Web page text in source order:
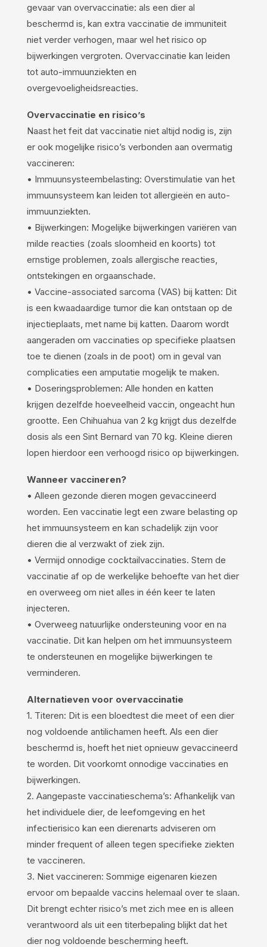
gevaar van overvaccinatie: als een dier al
beschermd is, kan extra vaccinatie de immuniteit
niet verder verhogen, maar wel het risico op
bijwerkingen vergroten. Overvaccinatie kan leiden
tot auto-immuunziekten en
overgevoeligheidsreacties.
Overvaccinatie en risico’s
Naast het feit dat vaccinatie niet altijd nodig is, zijn
er ook mogelijke risico’s verbonden aan overmatig
vaccineren:
• Immuunsysteembelasting: Overstimulatie van het
immuunsysteem kan leiden tot allergieën en auto-
immuunziekten.
• Bijwerkingen: Mogelijke bijwerkingen variëren van
milde reacties (zoals sloomheid en koorts) tot
ernstige problemen, zoals allergische reacties,
ontstekingen en orgaanschade.
• Vaccine-associated sarcoma (VAS) bij katten: Dit
is een kwaadaardige tumor die kan ontstaan op de
injectieplaats, met name bij katten. Daarom wordt
aangeraden om vaccinaties op specifieke plaatsen
toe te dienen (zoals in de poot) om in geval van
complicaties een amputatie mogelijk te maken.
• Doseringsproblemen: Alle honden en katten
krijgen dezelfde hoeveelheid vaccin, ongeacht hun
grootte. Een Chihuahua van 2 kg krijgt dus dezelfde
dosis als een Sint Bernard van 70 kg. Kleine dieren
lopen hierdoor een verhoogd risico op bijwerkingen.
Wanneer vaccineren?
• Alleen gezonde dieren mogen gevaccineerd
worden. Een vaccinatie legt een zware belasting op
het immuunsysteem en kan schadelijk zijn voor
dieren die al verzwakt of ziek zijn.
• Vermijd onnodige cocktailvaccinaties. Stem de
vaccinatie af op de werkelijke behoefte van het dier
en overweeg om niet alles in één keer te laten
injecteren.
• Overweeg natuurlijke ondersteuning voor en na
vaccinatie. Dit kan helpen om het immuunsysteem
te ondersteunen en mogelijke bijwerkingen te
verminderen.
Alternatieven voor overvaccinatie
1. Titeren: Dit is een bloedtest die meet of een dier
nog voldoende antilichamen heeft. Als een dier
beschermd is, hoeft het niet opnieuw gevaccineerd
te worden. Dit voorkomt onnodige vaccinaties en
bijwerkingen.
2. Aangepaste vaccinatieschema’s: Afhankelijk van
het individuele dier, de leefomgeving en het
infectierisico kan een dierenarts adviseren om
minder frequent of alleen tegen specifieke ziekten
te vaccineren.
3. Niet vaccineren: Sommige eigenaren kiezen
ervoor om bepaalde vaccins helemaal over te slaan.
Dit brengt echter risico’s met zich mee en is alleen
verantwoord als uit een titerbepaling blijkt dat het
dier nog voldoende bescherming heeft.